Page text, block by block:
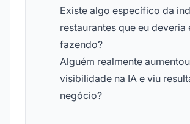
Existe algo específico da
restaurantes que eu deveria
fazendo?
Alguém realmente
visibilidade na IA e viu
negócio?